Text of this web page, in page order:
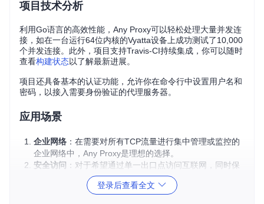
项目技术分析
利用Go语言的高效性能，Any Proxy可以轻松处理大量并发连
接，如在一台运行64位内核的Vyatta设备上成功测试了10,000
个并发连接。此外，项目支持Travis-CI持续集成，你可以随时
查看构建状态以了解最新进展。
项目还具备基本的认证功能，允许你在命令行中设置用户名和
密码，以接入需要身份验证的代理服务器。
应用场景
企业网络 ：在需要对所有TCP流量进行集中管理或监控的
企业网络中，Any Proxy是理想的选择。
安全访问 ：对于希望通过单一出口点访问互联网，同时保
持网络访问记录的组织，它可以提供帮助。
：开发者可以使用Any Proxy来模拟不同的网络
登录后查看全文